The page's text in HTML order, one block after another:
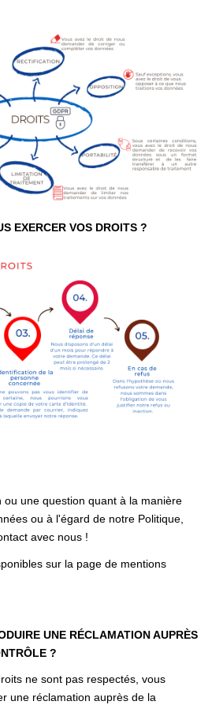
EXERCER VOS DROITS ?
ou une question quant à la manière
ou à l'égard de notre Politique,
avec nous !
sur la page de mentions
UNE RÉCLAMATION AUPRÈS
?
ne sont pas respectés, vous
une réclamation auprès de la